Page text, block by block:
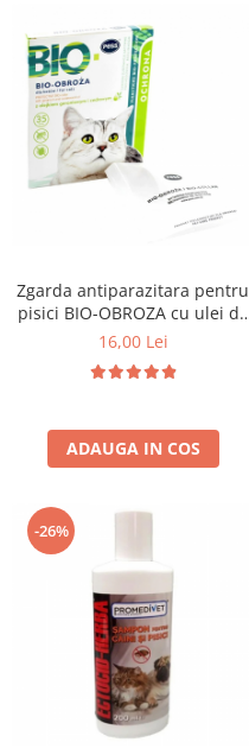
Zgarda antiparazitara pentru
pisici BIO-OBROZA cu ulei de
geranium 35 cm
16,00 Lei
ADAUGA IN COS
-26%